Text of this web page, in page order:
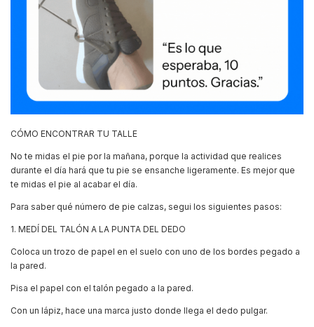
CÓMO ENCONTRAR TU TALLE
No te midas el pie por la mañana, porque la actividad que realices
durante el día hará que tu pie se ensanche ligeramente. Es mejor que
te midas el pie al acabar el día.
Para saber qué número de pie calzas, segui los siguientes pasos:
1. MEDÍ DEL TALÓN A LA PUNTA DEL DEDO
Coloca un trozo de papel en el suelo con uno de los bordes pegado a
la pared.
Pisa el papel con el talón pegado a la pared.
Con un lápiz, hace una marca justo donde llega el dedo pulgar.